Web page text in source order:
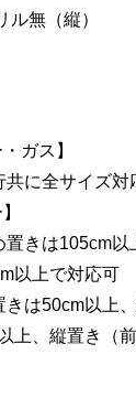
ル無（縦）
ガス】
全サイズ対
は105cm以上
以上で対応可
50cm以上、
上、縦置き（